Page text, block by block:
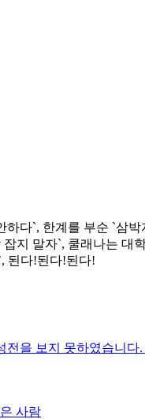
하다`, 한계를 부순 `삼박
지 말자`, 쿨래나는 대학
된다!된다!된다!
전을 보지 못하였습니
사람